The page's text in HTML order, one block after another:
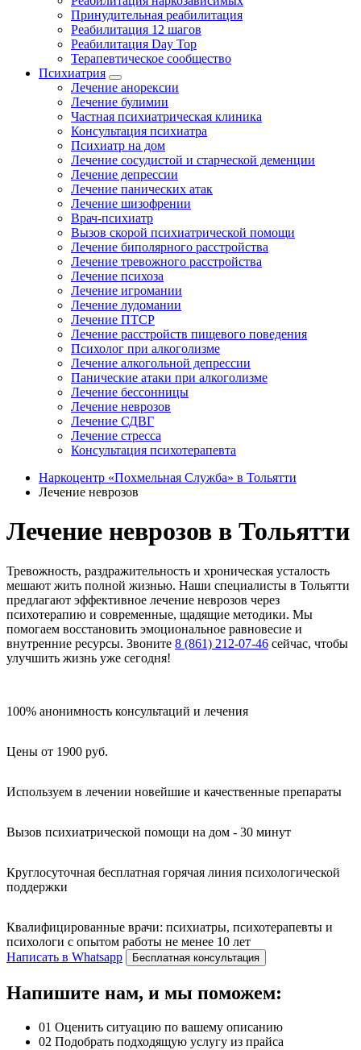
Принудительная реабилитация
Реабилитация 12 шагов
Реабилитация Day Top
Терапевтическое сообщество
Психиатрия
Лечение анорексии
Лечение булимии
Частная психиатрическая клиника
Консультация психиатра
Психиатр на дом
Лечение сосудистой и старческой деменции
Лечение депрессии
Лечение панических атак
Лечение шизофрении
Врач-психиатр
Вызов скорой психиатрической помощи
Лечение биполярного расстройства
Лечение тревожного расстройства
Лечение психоза
Лечение игромании
Лечение лудомании
Лечение ПТСР
Лечение расстройств пищевого поведения
Психолог при алкоголизме
Лечение алкогольной депрессии
Панические атаки при алкоголизме
Лечение бессонницы
Лечение неврозов
Лечение СДВГ
Лечение стресса
Консультация психотерапевта
Наркоцентр «Похмельная Служба» в Тольятти
Лечение неврозов
Лечение неврозов в Тольятти
Тревожность, раздражительность и хроническая усталость
мешают жить полной жизнью. Наши специалисты в Тольятти
предлагают эффективное лечение неврозов через
психотерапию и современные, щадящие методики. Мы
помогаем восстановить эмоциональное равновесие и
внутренние ресурсы. Звоните 8 (861) 212-07-46 сейчас, чтобы
улучшить жизнь уже сегодня!
100% анонимность консультаций и лечения
Цены от 1900 руб.
Используем в лечении новейшие и качественные препараты
Вызов психиатрической помощи на дом - 30 минут
Круглосуточная бесплатная горячая линия психологической
поддержки
Квалифицированные врачи: психиатры, психотерапевты и
психологи с опытом работы не менее 10 лет
Написать в Whatsapp
Бесплатная консультация
Напишите нам, и мы поможем:
01 Оценить ситуацию по вашему описанию
02 Подобрать подходящую услугу из прайса